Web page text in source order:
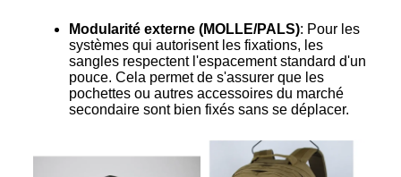
Modularité externe (MOLLE/PALS): Pour les
systèmes qui autorisent les fixations, les
sangles respectent l'espacement standard d'un
pouce. Cela permet de s'assurer que les
pochettes ou autres accessoires du marché
secondaire sont bien fixés sans se déplacer.